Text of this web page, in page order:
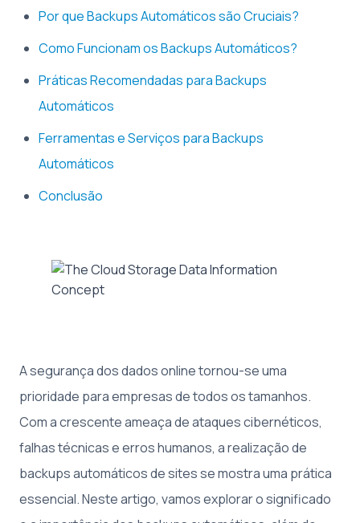
Por que Backups Automáticos são Cruciais?
Como Funcionam os Backups Automáticos?
Práticas Recomendadas para Backups
Automáticos
Ferramentas e Serviços para Backups
Automáticos
Conclusão
A segurança dos dados online tornou-se uma
prioridade para empresas de todos os tamanhos.
Com a crescente ameaça de ataques cibernéticos,
falhas técnicas e erros humanos, a realização de
backups automáticos de sites se mostra uma prática
essencial. Neste artigo, vamos explorar o significado